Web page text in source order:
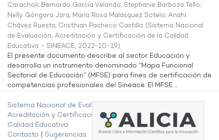
Caracholi; Bernardo García Velando; Stephanie Barboza Tello;
Nelly Góngora Jara; María Rosa Malásquez Sotelo; Anahí
Chávez Ruesta; Cristhian Pacheco Castillo (Sistema Nacional
de Evaluación, Acreditación y Certificación de la Calidad
Educativa - SINEACE, 2022-10-19)
El presente documento describe al sector Educación y
desarrolla un instrumento denominado “Mapa Funcional
Sectorial de Educación” (MFSE) para fines de certificación de
competencias profesionales del Sineace. El MFSE ...
Sistema Nacional de Evaluación,
Acreditación y Certificación de la
Calidad Educativa
Contacto
Sugerencias